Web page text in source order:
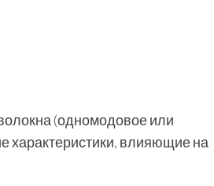
(одномодовое или
характеристики, влияющие на